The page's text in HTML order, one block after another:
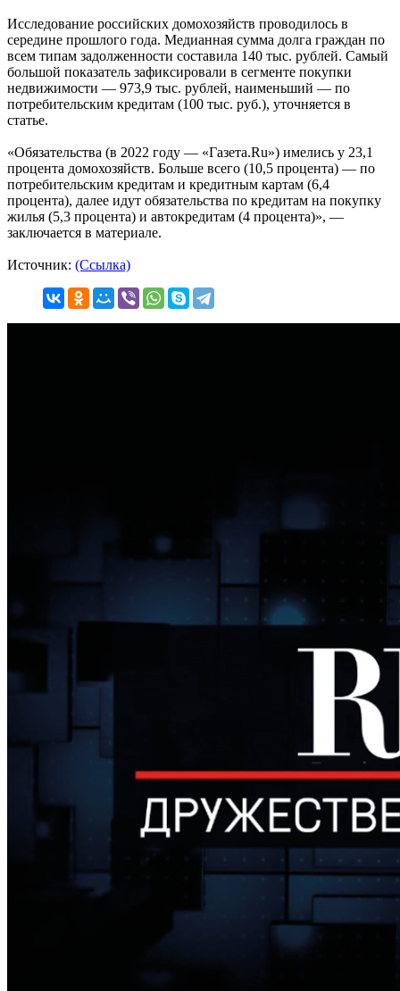
Исследование российских домохозяйств проводилось в
середине прошлого года. Медианная сумма долга граждан по
всем типам задолженности составила 140 тыс. рублей. Самый
большой показатель зафиксировали в сегменте покупки
недвижимости — 973,9 тыс. рублей, наименьший — по
потребительским кредитам (100 тыс. руб.), уточняется в
статье.
«Обязательства (в 2022 году — «Газета.Ru») имелись у 23,1
процента домохозяйств. Больше всего (10,5 процента) — по
потребительским кредитам и кредитным картам (6,4
процента), далее идут обязательства по кредитам на покупку
жилья (5,3 процента) и автокредитам (4 процента)», —
заключается в материале.
Источник: (Ссылка)